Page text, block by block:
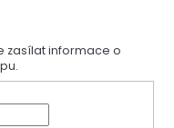
zasílat informace o